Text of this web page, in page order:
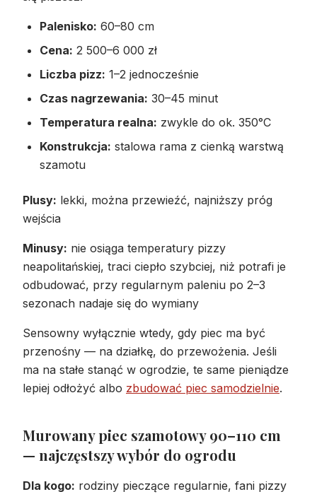
Palenisko: 60–80 cm
Cena: 2 500–6 000 zł
Liczba pizz: 1–2 jednocześnie
Czas nagrzewania: 30–45 minut
Temperatura realna: zwykle do ok. 350°C
Konstrukcja: stalowa rama z cienką warstwą
szamotu
Plusy: lekki, można przewieźć, najniższy próg
wejścia
Minusy: nie osiąga temperatury pizzy
neapolitańskiej, traci ciepło szybciej, niż potrafi je
odbudować, przy regularnym paleniu po 2–3
sezonach nadaje się do wymiany
Sensowny wyłącznie wtedy, gdy piec ma być
przenośny — na działkę, do przewożenia. Jeśli
ma na stałe stanąć w ogrodzie, te same pieniądze
lepiej odłożyć albo zbudować piec samodzielnie.
Murowany piec szamotowy 90–110 cm
— najczęstszy wybór do ogrodu
Dla kogo: rodziny pieczące regularnie, fani pizzy